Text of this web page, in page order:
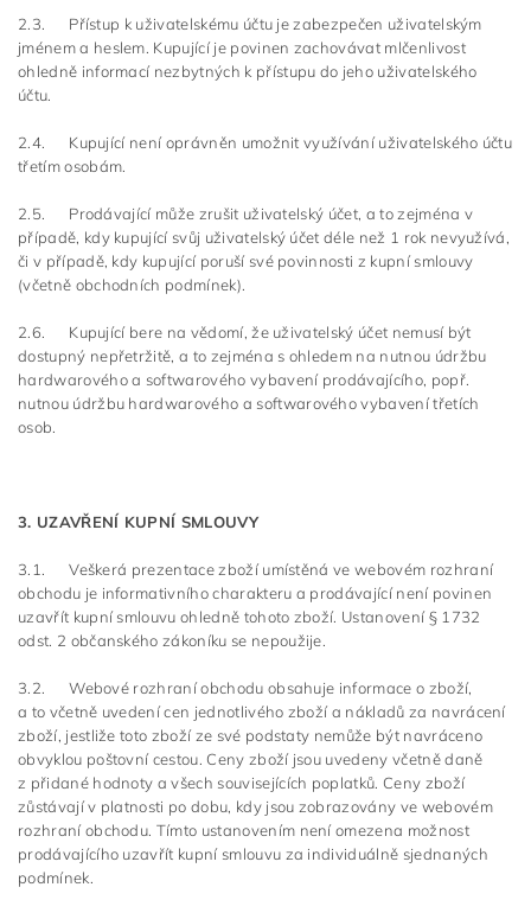
2.3. Přístup k uživatelskému účtu je zabezpečen uživatelským
jménem a heslem. Kupující je povinen zachovávat mlčenlivost
ohledně informací nezbytných k přístupu do jeho uživatelského
účtu.
2.4. Kupující není oprávněn umožnit využívání uživatelského účtu
třetím osobám.
2.5. Prodávající může zrušit uživatelský účet, a to zejména v
případě, kdy kupující svůj uživatelský účet déle než 1 rok nevyužívá,
či v případě, kdy kupující poruší své povinnosti z kupní smlouvy
(včetně obchodních podmínek).
2.6. Kupující bere na vědomí, že uživatelský účet nemusí být
dostupný nepřetržitě, a to zejména s ohledem na nutnou údržbu
hardwarového a softwarového vybavení prodávajícího, popř.
nutnou údržbu hardwarového a softwarového vybavení třetích
osob.
3. UZAVŘENÍ KUPNÍ SMLOUVY
3.1. Veškerá prezentace zboží umístěná ve webovém rozhraní
obchodu je informativního charakteru a prodávající není povinen
uzavřít kupní smlouvu ohledně tohoto zboží. Ustanovení § 1732
odst. 2 občanského zákoníku se nepoužije.
3.2. Webové rozhraní obchodu obsahuje informace o zboží,
a to včetně uvedení cen jednotlivého zboží a nákladů za navrácení
zboží, jestliže toto zboží ze své podstaty nemůže být navráceno
obvyklou poštovní cestou. Ceny zboží jsou uvedeny včetně daně
z přidané hodnoty a všech souvisejících poplatků. Ceny zboží
zůstávají v platnosti po dobu, kdy jsou zobrazovány ve webovém
rozhraní obchodu. Tímto ustanovením není omezena možnost
prodávajícího uzavřít kupní smlouvu za individuálně sjednaných
podmínek.